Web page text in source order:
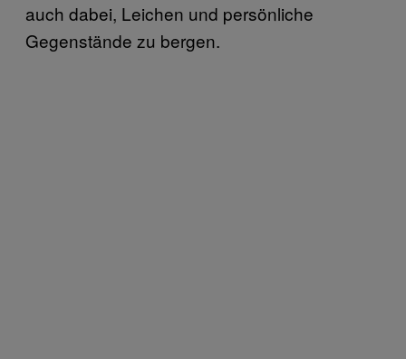
auch dabei, Leichen und persönliche
Gegenstände zu bergen.